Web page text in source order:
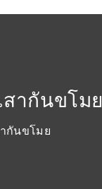
ากันขโมย
กันขโมย